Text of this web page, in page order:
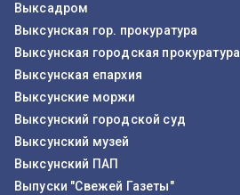
Выксадром
Выксунская гор. прокуратура
Выксунская городская прокуратура
Выксунская епархия
Выксунские моржи
Выксунский городской суд
Выксунский музей
Выксунский ПАП
Выпуски "Свежей Газеты"